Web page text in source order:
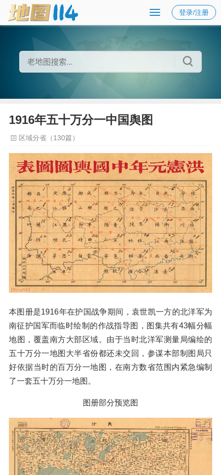
登录/注册
1916年五十万分一中国舆图
区域分省（130篇）
本图册是1916年在护国战争期间，袁世凯一方的北洋军为
南征护国军而临时绘制的作战指导图，图集共有43幅分幅
地图，覆盖南方大部区域。由于当时北洋军测量局编绘的
五十万分一地图大半省份都还未交回，参谋本部制图局只
好依据当时的百万分一地图，在南方数省范围内紧急编制
了一套五十万分一地图。
图册部分预览图